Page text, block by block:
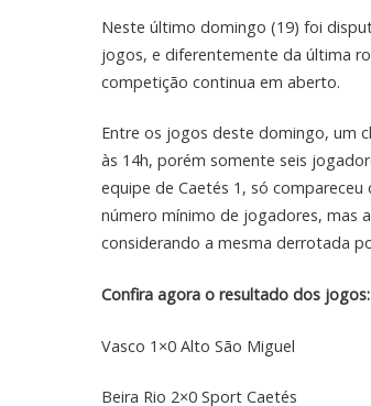
Neste último domingo (19) foi
jogos, e diferentemente da última
competição continua em aberto.
Entre os jogos deste domingo, um
às 14h, porém somente seis
equipe de Caetés 1, só
número mínimo de jogadores, mas
considerando a mesma derrotada
Confira agora o resultado dos jogos:
Vasco 1×0 Alto São Miguel
Beira Rio 2×0 Sport Caetés